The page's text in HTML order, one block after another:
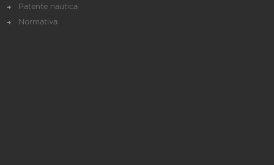
Patente nautica
Normativa